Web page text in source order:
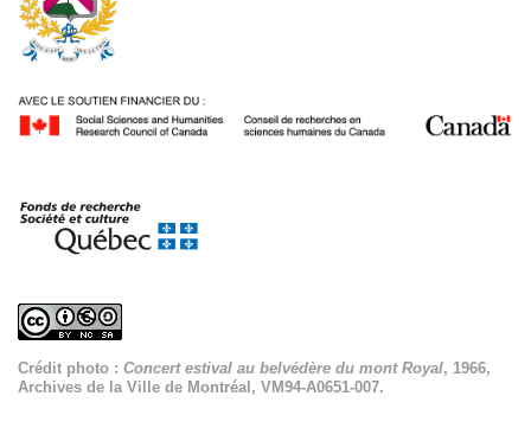
Crédit photo : Concert estival au belvédère du mont Royal, 1966,
Archives de la Ville de Montréal, VM94-A0651-007.